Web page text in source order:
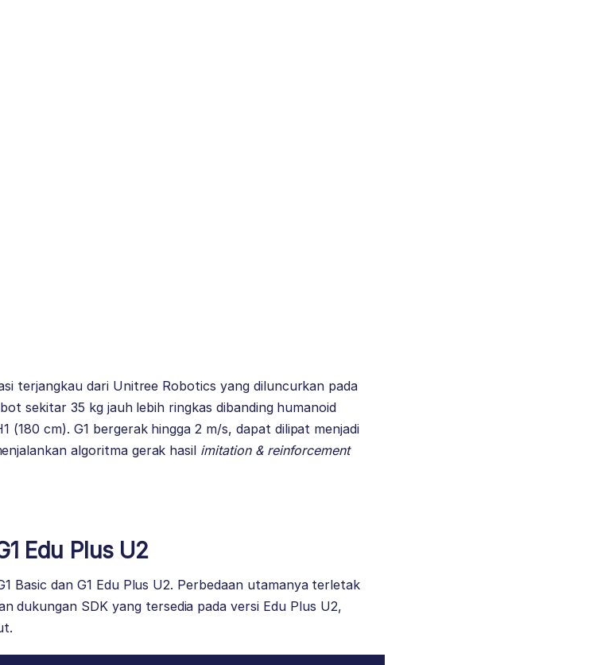
terjangkau dari Unitree Robotics yang diluncurkan pada
sekitar 35 kg jauh lebih ringkas dibanding humanoid
(180 cm). G1 bergerak hingga 2 m/s, dapat dilipat menjadi
algoritma gerak hasil imitation & reinforcement
Edu Plus U2
Basic dan G1 Edu Plus U2. Perbedaan utamanya terletak
dukungan SDK yang tersedia pada versi Edu Plus U2,